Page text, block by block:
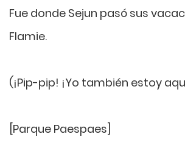
Fue donde Sejun pasó sus
Flamie.
(¡Pip-pip! ¡Yo también estoy
[Parque Paespaes]